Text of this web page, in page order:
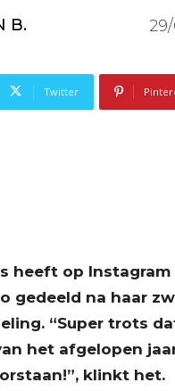
B.
Twitter
heeft op Instagram
gedeeld na haar
“Super trots
het afgelopen
klinkt het.